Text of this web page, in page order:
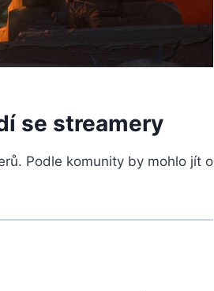
se streamery
Podle komunity by mohlo jít o